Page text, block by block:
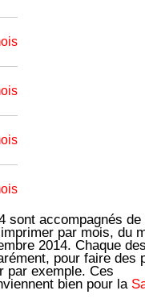
sont accompagnés de
par mois, du
2014. Chaque
pour faire des
par exemple. Ces
bien pour la